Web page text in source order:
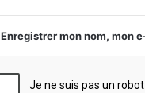
Enregistrer mon nom, mon